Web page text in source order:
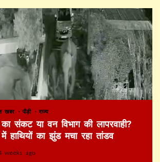
खबर पौड़ी राज्य
संकट या वन विभाग की लापरवाही?
में हाथियों का झुंड मचा रहा तांडव
weeks ago